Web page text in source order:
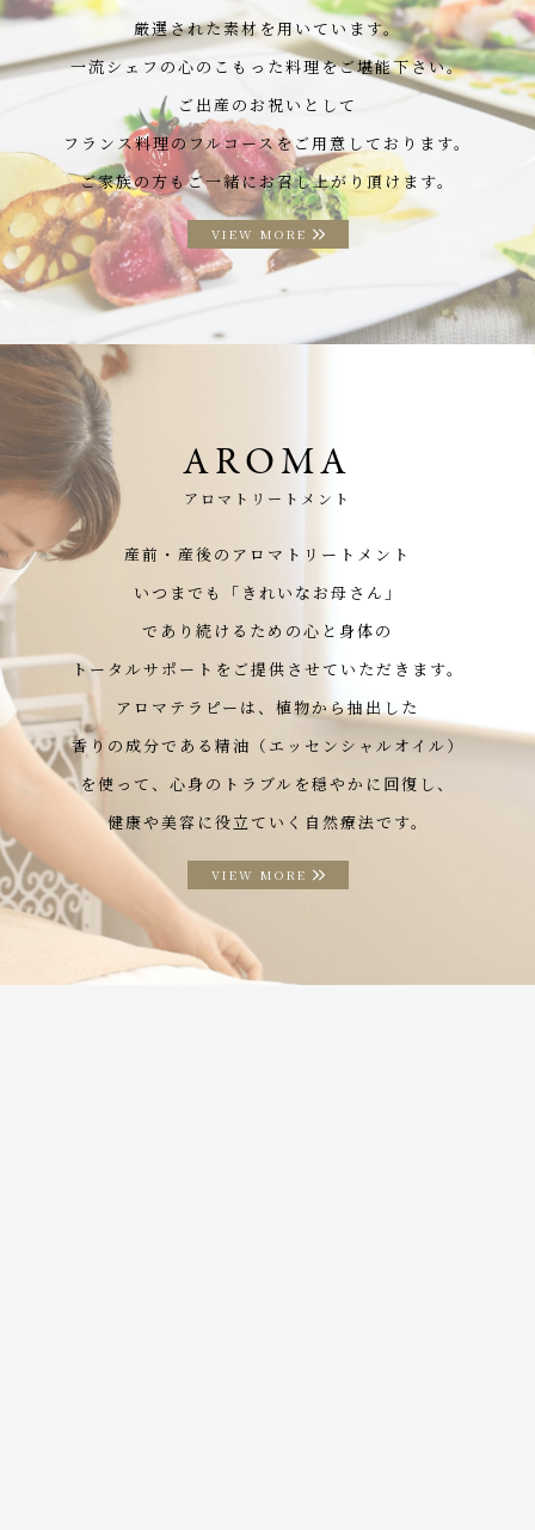
厳選された素材を用いています。
一流シェフの心のこもった料理をご堪能下さい。
ご出産のお祝いとして
フランス料理のフルコースをご用意しております。
ご家族の方もご一緒にお召し上がり頂けます。
VIEW MORE
AROMA
アロマトリートメント
産前・産後のアロマトリートメント
いつまでも「きれいなお母さん」
であり続けるための心と身体の
トータルサポートをご提供させていただきます。
アロマテラピーは、植物から抽出した
香りの成分である精油（エッセンシャルオイル）
を使って、心身のトラブルを穏やかに回復し、
健康や美容に役立ていく自然療法です。
VIEW MORE